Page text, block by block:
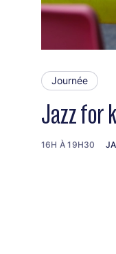
Journée
Jazz for
16H À 19H30